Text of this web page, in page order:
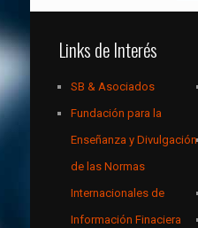
Links de Interés
SB & Asociados
Fundación para la
Enseñanza y Divulgación
de las Normas
Internacionales de
Información Finaciera